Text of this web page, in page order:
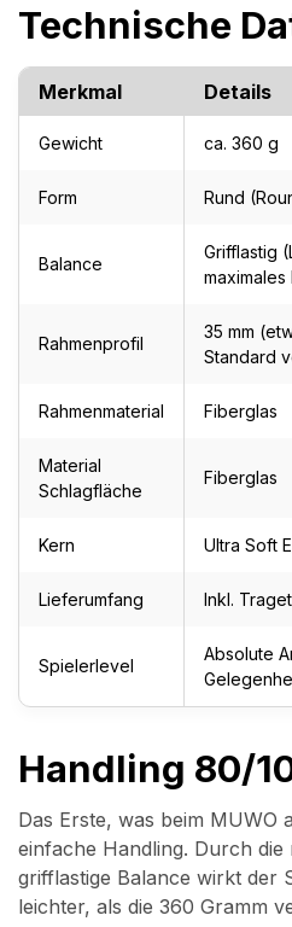
Technische
Merkmal Details
Gewicht ca. 360 g
Form Rund
Balance
Grifflastig
maximales
Rahmenprofil
35 mm
Standard
Rahmenmaterial Fiberglas
Material
Schlagfläche
Fiberglas
Kern Ultra Soft
Lieferumfang Inkl.
Spielerlevel
Absolute
Handling 80/
Das Erste, was beim MUWO
einfache Handling. Durch
grifflastige Balance wirkt der
leichter, als die 360 Gramm